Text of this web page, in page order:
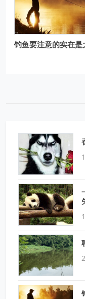
钓鱼要注意的实在是